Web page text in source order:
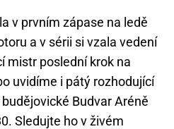
v prvním zápase na ledě
a v sérii si vzala vedení
mistr poslední krok na
uvidíme i pátý rozhodující
Budvar Aréně
Sledujte ho v živém